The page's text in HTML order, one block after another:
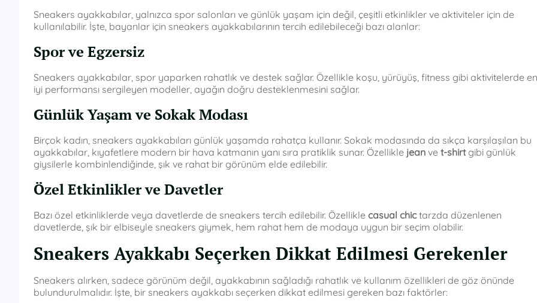
Sneakers ayakkabılar, yalnızca spor salonları ve günlük yaşam için değil, çeşitli etkinlikler ve aktiviteler için de
kullanılabilir. İşte, bayanlar için sneakers ayakkabılarının tercih edilebileceği bazı alanlar:
Spor ve Egzersiz
Sneakers ayakkabılar, spor yaparken rahatlık ve destek sağlar. Özellikle koşu, yürüyüş, fitness gibi aktivitelerde en
iyi performansı sergileyen modeller, ayağın doğru desteklenmesini sağlar.
Günlük Yaşam ve Sokak Modası
Birçok kadın, sneakers ayakkabıları günlük yaşamda rahatça kullanır. Sokak modasında da sıkça karşılaşılan bu
ayakkabılar, kıyafetlere modern bir hava katmanın yanı sıra pratiklik sunar. Özellikle jean ve t-shirtgibi günlük
giysilerle kombinlendiğinde, şık ve rahat bir görünüm elde edilebilir.
Özel Etkinlikler ve Davetler
Bazı özel etkinliklerde veya davetlerde de sneakers tercih edilebilir. Özellikle casual chictarzda düzenlenen
davetlerde, şık bir elbiseyle sneakers giymek, hem rahat hem de modaya uygun bir seçim olabilir.
Sneakers Ayakkabı Seçerken Dikkat Edilmesi Gerekenler
Sneakers alırken, sadece görünüm değil, ayakkabının sağladığı rahatlık ve kullanım özellikleri de göz önünde
bulundurulmalıdır. İşte, bir sneakers ayakkabı seçerken dikkat edilmesi gereken bazı faktörler: